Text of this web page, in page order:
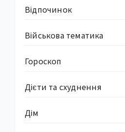
Відпочинок
Військова тематика
Гороскоп
Дієти та схуднення
Дім